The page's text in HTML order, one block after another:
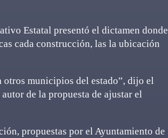
Estatal presentó el dictamen donde
cada construcción, las la ubicación
otros municipios del estado”, dijo el
de la propuesta de ajustar el
propuestas por el Ayuntamiento de